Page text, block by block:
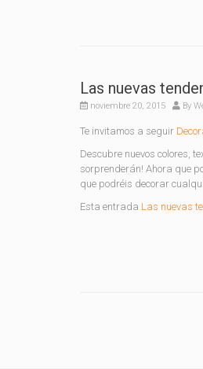
Las nuevas
noviembre 20, 2015 By
Te invitamos a seguir
Descubre nuevos colores,
sorprenderán! Ahora que
que podréis decorar
Esta entrada Las nuevas